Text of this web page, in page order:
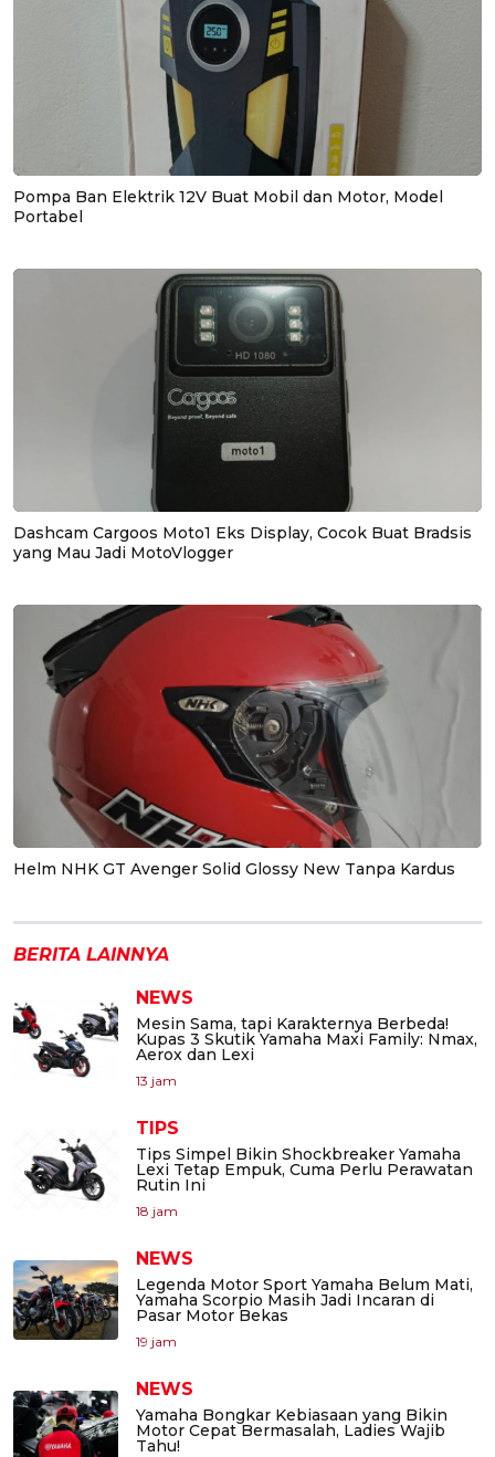
Pompa Ban Elektrik 12V Buat Mobil dan Motor, Model
Portabel
Dashcam Cargoos Moto1 Eks Display, Cocok Buat Bradsis
yang Mau Jadi MotoVlogger
Helm NHK GT Avenger Solid Glossy New Tanpa Kardus
BERITA LAINNYA
NEWS
Mesin Sama, tapi Karakternya Berbeda!
Kupas 3 Skutik Yamaha Maxi Family: Nmax,
Aerox dan Lexi
13 jam
TIPS
Tips Simpel Bikin Shockbreaker Yamaha
Lexi Tetap Empuk, Cuma Perlu Perawatan
Rutin Ini
18 jam
NEWS
Legenda Motor Sport Yamaha Belum Mati,
Yamaha Scorpio Masih Jadi Incaran di
Pasar Motor Bekas
19 jam
NEWS
Yamaha Bongkar Kebiasaan yang Bikin
Motor Cepat Bermasalah, Ladies Wajib
Tahu!